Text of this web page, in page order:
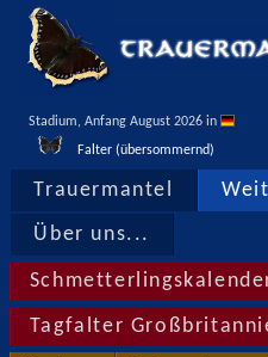
Stadium, Anfang August 2026 in
Falter (übersommernd)
Trauermantel
Über uns...
Tagfalter